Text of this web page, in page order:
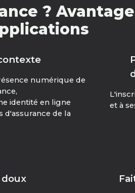
?
numérique de
identité en ligne
de la
et à